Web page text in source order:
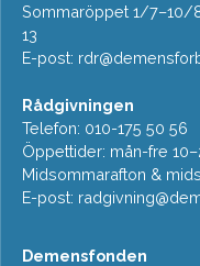
Sommaröppet 1/7–10/
13
E-post:
Rådgivningen
Telefon: 010-175 50 56
Öppettider: mån-fre
Midsommarafton &
E-post:
Demensfonden